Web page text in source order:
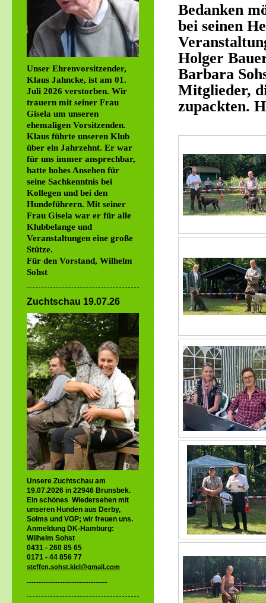
Bedanken
bei seinen
Holger
Barbara
Mitglieder,
zupackten.
Unser Ehrenvorsitzender,
Klaus Jahncke, ist am 01.
Juli 2026 verstorben. Wir
trauern mit seiner Frau
Gisela um unseren
ehemaligen Vorsitzenden.
Klaus führte unseren Klub
über ein Jahrzehnt. Er war
für uns immer ansprechbar,
hatte hohes Ansehen für
seine Sachkenntnis bei
Kollegen und bei den
Hundeführern. Mit seiner
Frau Gisela war er für alle
Klubbelange und
Veranstaltungen eine große
Stütze.
Für den Vorstand, Wilhelm
Sohst
Zuchtschau 19.07.26
Unsere Zuchtschau am
19.07.2026 in 22946 Brunsbek.
Ein schönes Wiedersehen mit
unseren Hunden aus Derby,
Solms und VGP; wir freuen uns.
Anmeldung DK-Hamburg:
Wilhelm Sohst
0431 - 260 85 65
0171 - 44 856 77
steffen.sohst.kiel@gmail.com
----------------------------------